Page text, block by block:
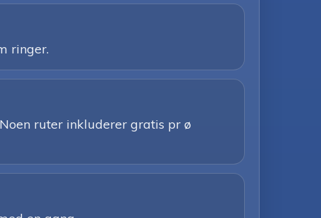
ringer.
ruter inkluderer gratis pr ø